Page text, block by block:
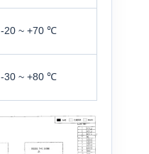
-20 ~ +70 ℃
-30 ~ +80 ℃